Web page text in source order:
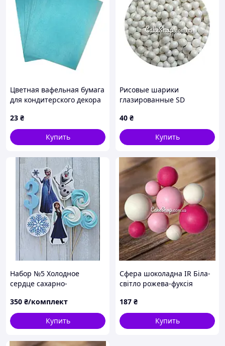
Цветная вафельная бумага
для кондитерского декора
23 ₴
Купить
Рисовые шарики
глазированные SD
10мм, 50г
40 ₴
Купить
Набор №5 Холодное
сердце сахарно-
торта на мастике
350 ₴/комплект
Купить
Сфера шоколадна IR Біла-
світло рожева-фуксія
187 ₴
Купить